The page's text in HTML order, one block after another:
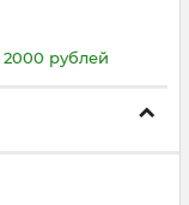
2000 рублей